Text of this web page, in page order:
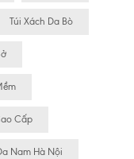
Túi Xách Da Bò
Cấp
Nam Hà Nội